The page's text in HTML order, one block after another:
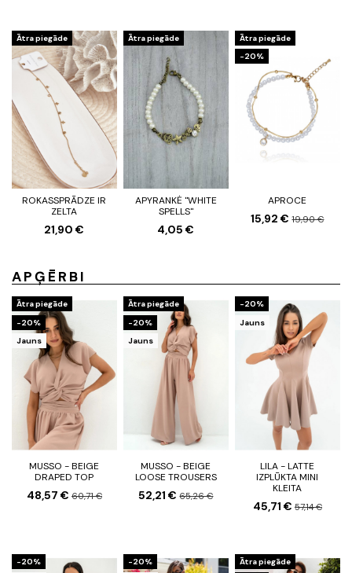
Ātra piegāde
ROKASSPRĀDZE IR
ZELTA
21,90 €
Ātra piegāde
APYRANKĖ "WHITE
SPELLS"
4,05 €
Ātra piegāde
-20%
APROCE
15,92 €19,90 €
APĢĒRBI
Ātra piegāde
-20%
Jauns
MUSSO - BEIGE
DRAPED TOP
48,57 € 60,71 €
Ātra piegāde
-20%
Jauns
MUSSO - BEIGE
LOOSE TROUSERS
52,21 €65,26 €
-20%
Jauns
LILA - LATTE
IZPLŪKTA MINI
KLEITA
45,71 € 57,14 €
-20%
-20%
Ātra piegāde